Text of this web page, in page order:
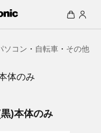
ソコン ・ 自転車 ・ その他
体のみ
)本体のみ